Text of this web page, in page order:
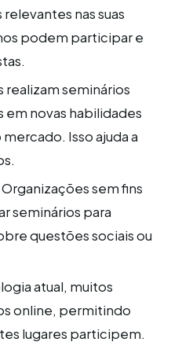
nas suas
podem participar e
realizam seminários
em novas habilidades
Isso ajuda a
Organizações sem fins
seminários para
questões sociais ou
atual, muitos
online, permitindo
lugares participem.